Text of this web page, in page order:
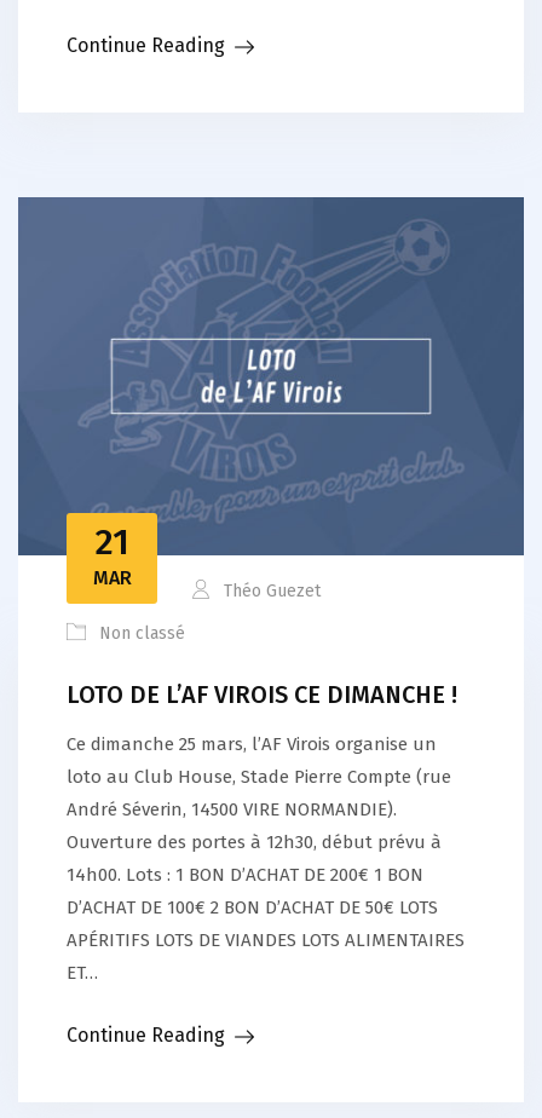
Continue Reading
21
MAR
Théo Guezet
Non classé
LOTO DE L’AF VIROIS CE DIMANCHE !
Ce dimanche 25 mars, l’AF Virois organise un
loto au Club House, Stade Pierre Compte (rue
André Séverin, 14500 VIRE NORMANDIE).
Ouverture des portes à 12h30, début prévu à
14h00. Lots : 1 BON D’ACHAT DE 200€ 1 BON
D’ACHAT DE 100€ 2 BON D’ACHAT DE 50€ LOTS
APÉRITIFS LOTS DE VIANDES LOTS ALIMENTAIRES
ET…
Continue Reading